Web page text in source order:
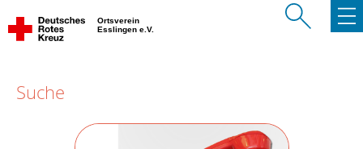
Ortsverein
Esslingen e.V.
Suche